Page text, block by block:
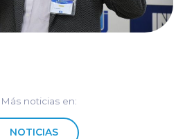
Más noticias en:
NOTICIAS